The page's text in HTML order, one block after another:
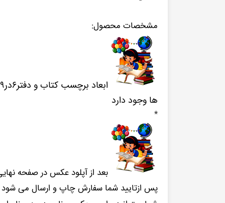
مشخصات محصول:
ها وجود دارد
*
بعد از آپلود عکس در صفحه
پس ازتایید شما سفارش چاپ و ارسال می